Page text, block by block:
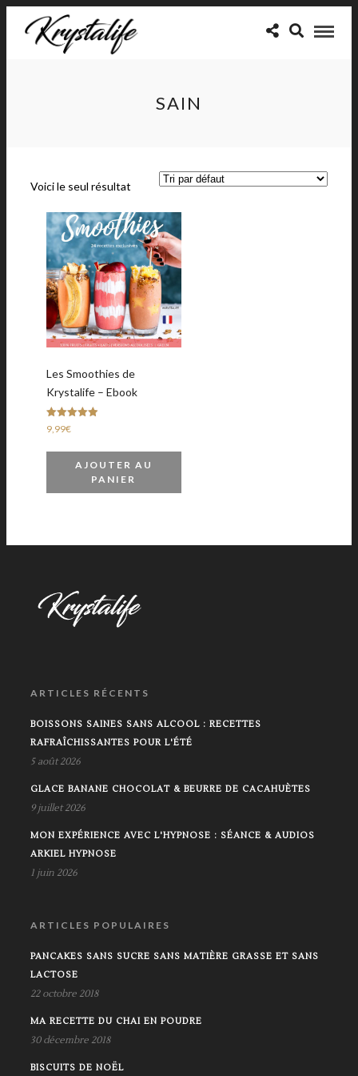
SAIN
Voici le seul résultat
Les Smoothies de
Krystalife – Ebook
Note
4.92
9,99€
AJOUTER AU
PANIER
ARTICLES RÉCENTS
BOISSONS SAINES SANS ALCOOL : RECETTES
RAFRAÎCHISSANTES POUR L'ÉTÉ
5 août 2026
GLACE BANANE CHOCOLAT & BEURRE DE CACAHUÈTES
9 juillet 2026
MON EXPÉRIENCE AVEC L'HYPNOSE : SÉANCE & AUDIOS
ARKIEL HYPNOSE
1 juin 2026
ARTICLES POPULAIRES
PANCAKES SANS SUCRE SANS MATIÈRE GRASSE ET SANS
LACTOSE
22 octobre 2018
MA RECETTE DU CHAI EN POUDRE
30 décembre 2018
BISCUITS DE NOËL